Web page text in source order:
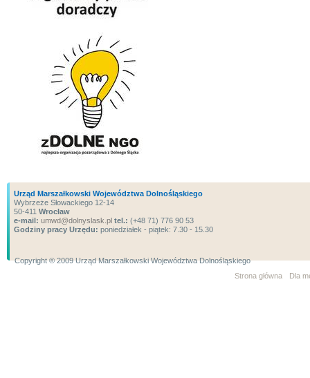
Urząd Marszałkowski Województwa Dolnośląskiego
Wybrzeże Słowackiego 12-14
50-411 Wrocław
e-mail: umwd@dolnyslask.pl tel.: (+48 71) 776 90 53
Godziny pracy Urzędu: poniedziałek - piątek: 7.30 - 15.30
Copyright ® 2009 Urząd Marszałkowski Województwa Dolnośląskiego
Strona główna
Dla